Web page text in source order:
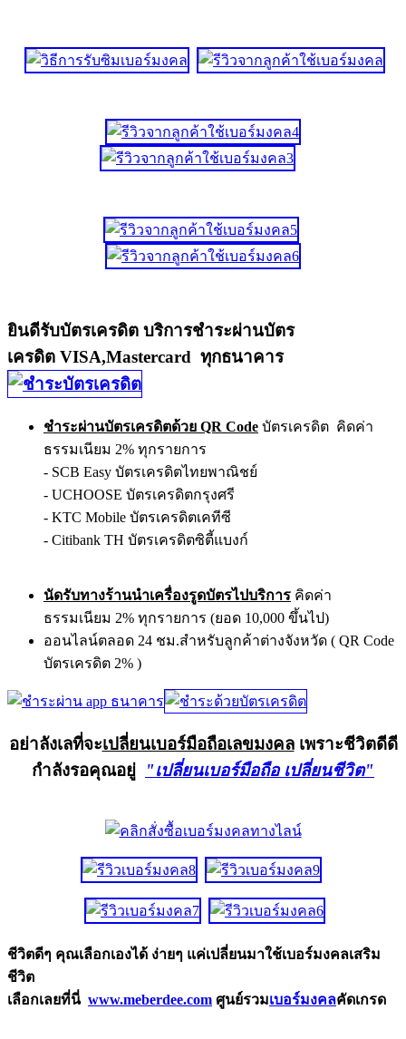
ยินดีรับบัตรเครดิต บริการชำระผ่านบัตร
เครดิต VISA,Mastercard ทุกธนาคาร
ชำระผ่านบัตรเครดิตด้วย QR Code บัตรเครดิต คิดค่า
ธรรมเนียม 2% ทุกรายการ
- SCB Easy บัตรเครดิตไทยพาณิชย์
- UCHOOSE บัตรเครดิตกรุงศรี
- KTC Mobile บัตรเครดิตเคทีซี
- Citibank TH บัตรเครดิตซิตี้แบงก์
นัดรับทางร้านนำเครื่องรูดบัตรไปบริการ คิดค่า
ธรรมเนียม 2% ทุกรายการ (ยอด 10,000 ขึ้นไป)
ออนไลน์ตลอด 24 ชม.สำหรับลูกค้าต่างจังหวัด ( QR Code
บัตรเครดิต 2% )
อย่าลังเลที่จะเปลี่ยนเบอร์มือถือเลขมงคลเพราะชีวิตดีดี
กำลังรอคุณอยู่
"เปลี่ยนเบอร์มือถือ เปลี่ยนชีวิต"
ชีวิตดีๆ คุณเลือกเองได้ ง่ายๆ แค่เปลี่ยนมาใช้เบอร์มงคลเสริม
ชีวิต
เลือกเลยที่นี่ www.meberdee.com ศูนย์รวมเบอร์มงคลคัดเกรด